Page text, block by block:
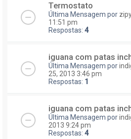
Termostato
Última Mensagem por
11:51 pm
Respostas: 4
iguana com patas
Última Mensagem por
25, 2013 3:46 pm
Respostas: 1
iguana com patas
Última Mensagem por
2013 9:24 pm
Respostas: 4